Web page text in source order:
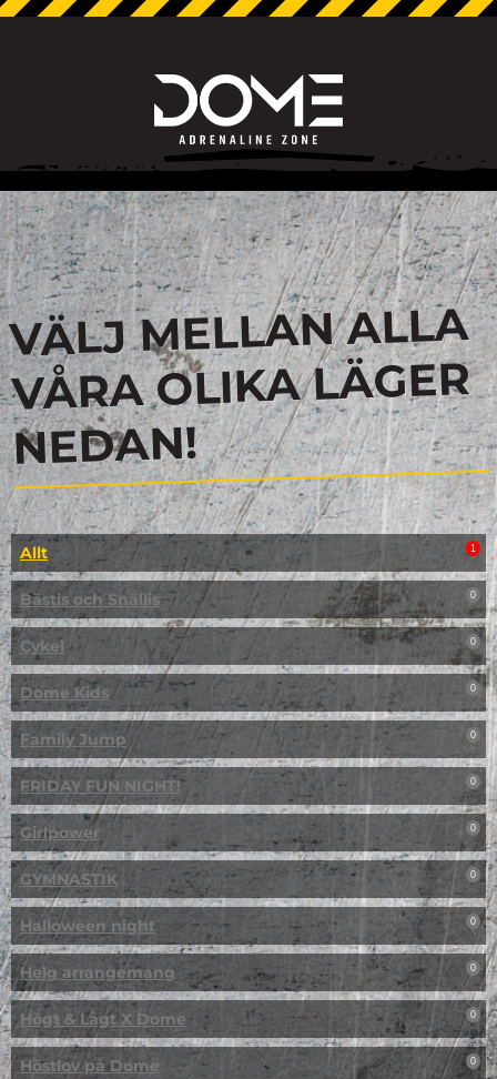
VÄLJ MELLAN ALLA
VÅRA OLIKA LÄGER
NEDAN!
Allt 1
Bästis och Snällis 0
Cykel 0
Dome Kids 0
Family Jump 0
FRIDAY FUN NIGHT! 0
Girlpower 0
GYMNASTIK 0
Halloween night 0
Helg arrangemang 0
Högt & Lågt X Dome 0
Höstlov på Dome 0